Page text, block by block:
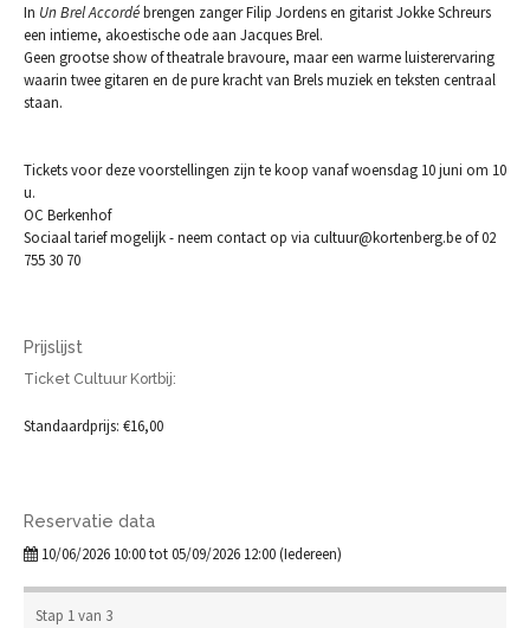
In Un Brel Accordébrengen zanger Filip Jordens en gitarist Jokke Schreurs
een intieme, akoestische ode aan Jacques Brel.
Geen grootse show of theatrale bravoure, maar een warme luisterervaring
waarin twee gitaren en de pure kracht van Brels muziek en teksten centraal
staan.
Tickets voor deze voorstellingen zijn te koop vanaf woensdag 10 juni om 10
u.
OC Berkenhof
Sociaal tarief mogelijk - neem contact op via cultuur@kortenberg.be of 02
755 30 70
Prijslijst
Ticket Cultuur Kortbij:
Standaardprijs: €16,00
Reservatie data
10/06/2026 10:00 tot 05/09/2026 12:00 (Iedereen)
Stap 1 van 3